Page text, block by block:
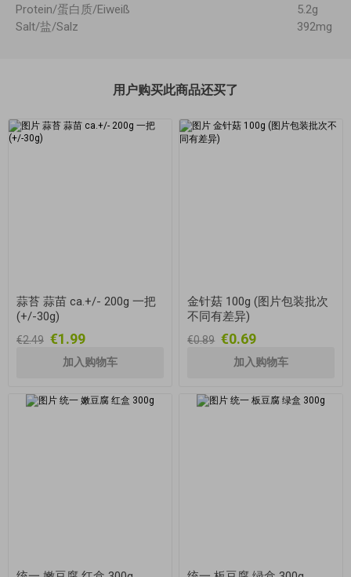
Protein/蛋白质/Eiweiß
5.2g
Salt/盐/Salz
392mg
用户购买此商品还买了
蒜苔 蒜苗 ca.+/- 200g 一把
(+/-30g)
€2.49 €1.99
金针菇 100g (图片包装批次
不同有差异)
€0.89 €0.69